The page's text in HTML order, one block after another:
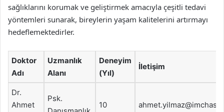
sağlıklarını korumak ve geliştirmek amacıyla çeşitli tedavi
yöntemleri sunarak, bireylerin yaşam kalitelerini artırmayı
hedeflemektedirler.
Doktor
Adı
Uzmanlık
Alanı
Deneyim
(Yıl)
İletişim
Dr.
Ahmet
Psk.
10